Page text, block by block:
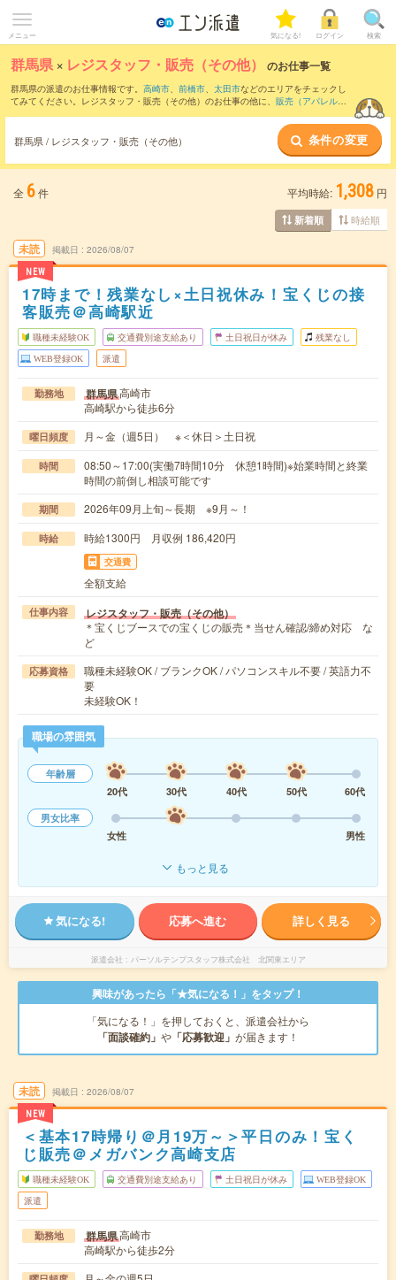
メニュー 気になる! ログイン 検索
群馬県 × レジスタッフ・販売（その他） のお仕事一覧
群馬県の派遣のお仕事情報です。 高崎市、 前橋市、 太田市などのエリアをチェックし
てみてください。レジスタッフ・販売（その他）のお仕事の他に、 販売（アパレル・
などを取り揃えています。さらに、短
期・単発 などの期間や、職種未経験OKなどのこだわり条件で絞り込んでいただけま
す。職種辞典：
レジスタッフ・販売（その他）のお仕事とは？とは？
群馬県 / レジスタッフ・販売（その他） 条件の変更
全 6件 平均時給: 1,308 円
新着順 時給順
未読
NEW
掲載日 2026/08/07
17時まで！残業なし×土日祝休み！宝くじの接
客販売＠高崎駅近
職種未経験OK 交通費別途支給あり 土日祝日が休み 残業なし
WEB登録OK 派遣
勤務地 群馬県高崎市
高崎駅から徒歩6分
曜日頻度 月～金（週5日） ※＜休日＞土日祝
時間
08:50～17:00(実働7時間10分 休憩1時間)※始業時間と終業
時間の前倒し相談可能です
期間 2026年09月上旬～長期 ※9月～！
時給 時給1300円 月収例 186,420円
交通費
全額支給
仕事内容 レジスタッフ・販売（その他）
＊宝くじブースでの宝くじの販売＊当せん確認/締め対応 な
ど
応募資格
職種未経験OK / ブランクOK / パソコンスキル不要 / 英語力不
要
未経験OK！
職場の雰囲気
年齢層
20代
30代 40代 50代
60代
男女比率
女性
男性
もっと見る
気になる! 応募へ進む 詳しく見る
派遣会社 パーソルテンプスタッフ株式会社 北関東エリア
興味があったら「★気になる！」をタップ！
「気になる！」を押しておくと、派遣会社から
「面談確約」 や 「応募歓迎」 が届きます！
未読
NEW
掲載日 2026/08/07
＜基本17時帰り＠月19万～＞平日のみ！宝く
じ販売＠メガバンク高崎支店
職種未経験OK 交通費別途支給あり 土日祝日が休み WEB登録OK
派遣
勤務地 群馬県高崎市
高崎駅から徒歩2分